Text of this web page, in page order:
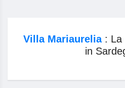
Villa Mariaurelia : La
in